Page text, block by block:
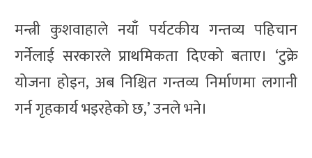
मन्त्री कुशवाहाले नयाँ पर्यटकीय गन्तव्य पहिचान
गर्नेलाई सरकारले प्राथमिकता दिएको बताए। ‘टुक्रे
योजना होइन, अब निश्चित गन्तव्य निर्माणमा लगानी
गर्न गृहकार्य भइरहेको छ,’ उनले भने।